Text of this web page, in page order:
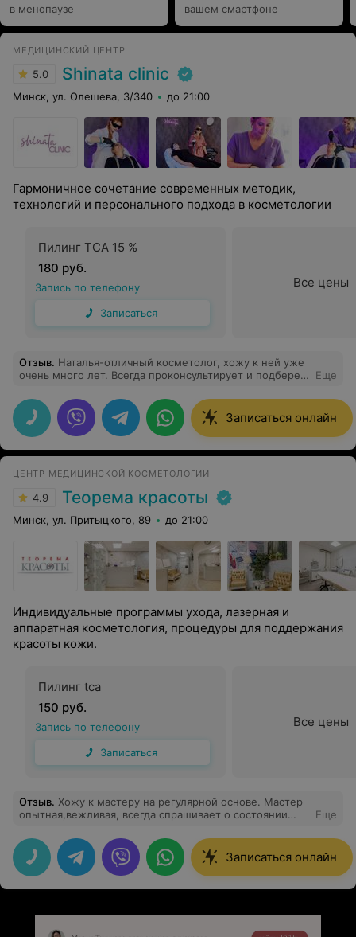
в менопаузе
вашем смартфоне
МЕДИЦИНСКИЙ ЦЕНТР
5.0 Shinata clinic
Минск, ул. Олешева, 3/340 до 21:00
Гармоничное сочетание современных методик,
технологий и персонального подхода в косметологии
Пилинг TCA 15 %
180 руб.
Запись по телефону
Записаться
Все цены
Отзыв. Наталья-отличный косметолог, хожу к ней уже
очень много лет. Всегда проконсультирует и подберет
Еще
Записаться онлайн
ЦЕНТР МЕДИЦИНСКОЙ КОСМЕТОЛОГИИ
4.9 Теорема красоты
Минск, ул. Притыцкого, 89 до 21:00
Индивидуальные программы ухода, лазерная и
аппаратная косметология, процедуры для поддержания
красоты кожи.
Пилинг tca
150 руб.
Запись по телефону
Записаться
Все цены
Отзыв. Хожу к мастеру на регулярной основе. Мастер
опытная,вежливая, всегда спрашивает о состоянии
Еще
Записаться онлайн